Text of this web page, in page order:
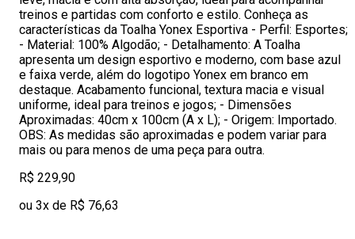
treinos e partidas com conforto e estilo. Conheça as
características da Toalha Yonex Esportiva - Perfil: Esportes;
- Material: 100% Algodão; - Detalhamento: A Toalha
apresenta um design esportivo e moderno, com base azul
e faixa verde, além do logotipo Yonex em branco em
destaque. Acabamento funcional, textura macia e visual
uniforme, ideal para treinos e jogos; - Dimensões
Aproximadas: 40cm x 100cm (A x L); - Origem: Importado.
OBS: As medidas são aproximadas e podem variar para
mais ou para menos de uma peça para outra.
R$ 229,90
ou 3x de R$ 76,63